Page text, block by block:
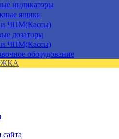
индикаторы
ящики
ЧПМ(Кассы)
дозаторы
ЧПМ(Кассы)
оборудование
сайта